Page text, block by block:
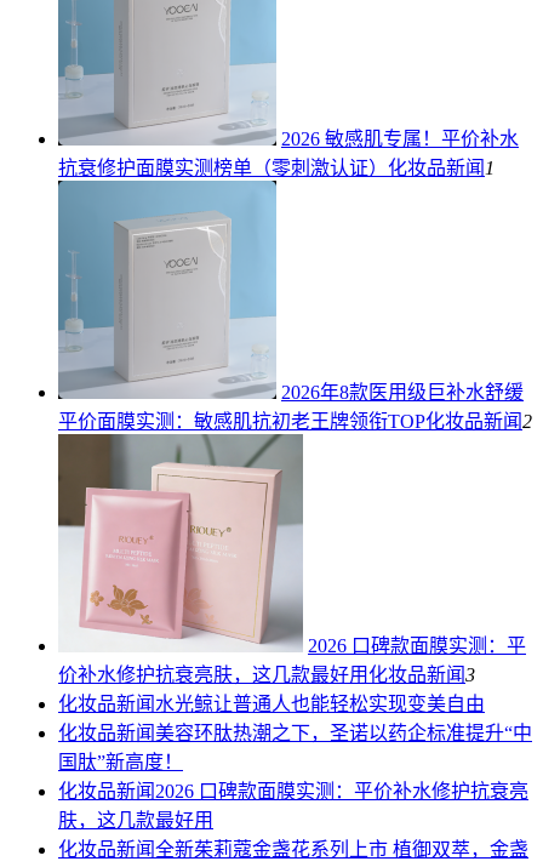
2026 敏感肌专属！平价补水
抗衰修护面膜实测榜单（零刺激认证） 化妆品新闻 1
2026年8款医用级巨补水舒缓
平价面膜实测：敏感肌抗初老王牌领衔TOP化妆品新闻2
2026 口碑款面膜实测：平
价补水修护抗衰亮肤，这几款最好用化妆品新闻3
化妆品新闻 水光鲸让普通人也能轻松实现变美自由
化妆品新闻美容环肽热潮之下，圣诺以药企标准提升“中
国肽”新高度！
化妆品新闻 2026 口碑款面膜实测：平价补水修护抗衰亮
肤，这几款最好用
化妆品新闻全新茱莉蔻金盏花系列上市 植御双萃，金盏